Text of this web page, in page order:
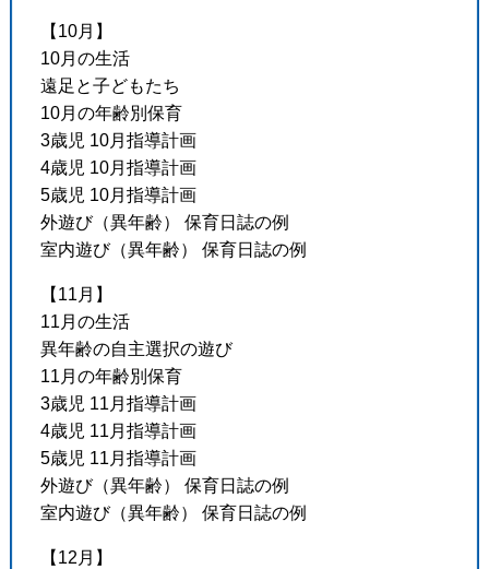
【10月】
10月の生活
遠足と子どもたち
10月の年齢別保育
3歳児 10月指導計画
4歳児 10月指導計画
5歳児 10月指導計画
外遊び（異年齢） 保育日誌の例
室内遊び（異年齢） 保育日誌の例
【11月】
11月の生活
異年齢の自主選択の遊び
11月の年齢別保育
3歳児 11月指導計画
4歳児 11月指導計画
5歳児 11月指導計画
外遊び（異年齢） 保育日誌の例
室内遊び（異年齢） 保育日誌の例
【12月】